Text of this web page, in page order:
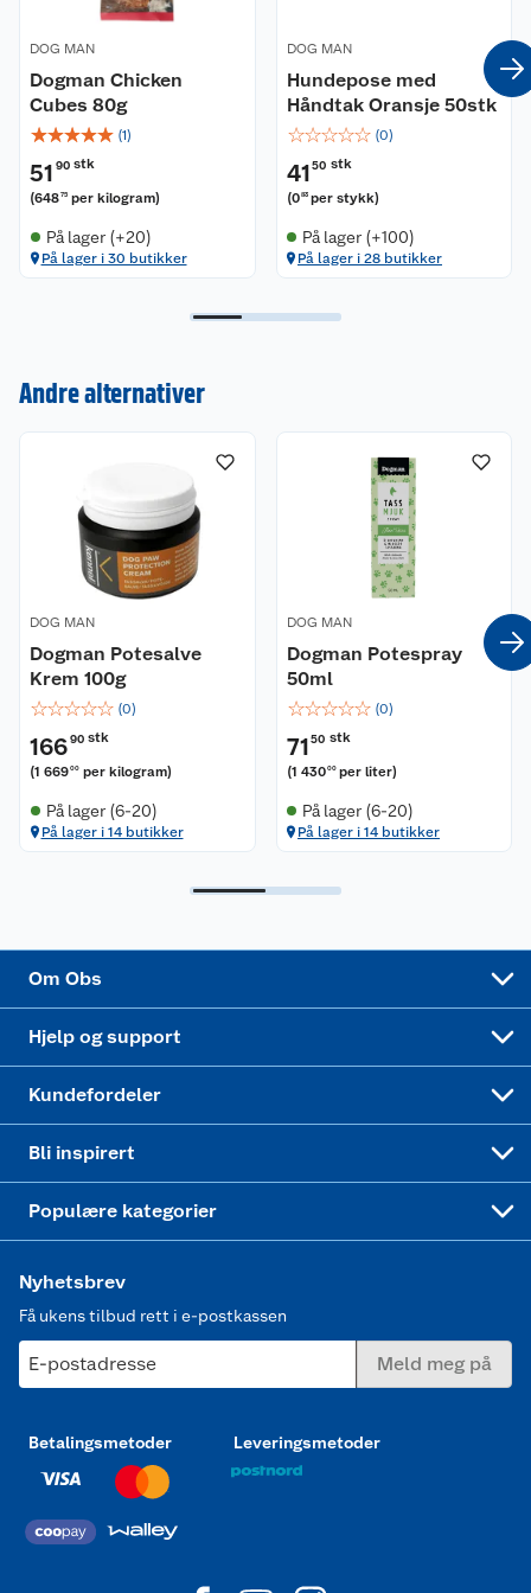
DOG MAN
Dogman Chicken
Cubes 80g
☆☆☆☆☆ (1)
51 90 stk
(64875 per kilogram)
På lager (+20)
På lager i 30 butikker
DOG MAN
Hundepose med
Håndtak Oransje 50stk
☆☆☆☆☆ (0)
41 50 stk
(0 83 per stykk)
På lager (+100)
På lager i 28 butikker
Andre alternativer
DOG MAN
Dogman Potesalve
Krem 100g
☆☆☆☆☆ (0)
16690 stk
(1 66900 per kilogram)
På lager (6-20)
På lager i 14 butikker
DOG MAN
Dogman Potespray
50ml
☆☆☆☆☆ (0)
71 50 stk
(1 430 00 per liter)
På lager (6-20)
På lager i 14 butikker
Om Obs
Om oss
Våre butikker
Våre merkevarer
Coop kjeder
Ledige stillinger
Bærekraft
Hjelp og support
Kontakt oss
Reklamasjon og garanti
Ofte stilte spørsmål
Betalingsalternativer
Leveringsalternativer
Pakkesporing
Kjøpsvilkår
Kundefordeler
Åpent kjøp
Coop medlem
Klikk og hent
Bli inspirert
Festdrakter til hele familien
Populære kategorier
Hagemøbler og utemøbler
Nyhetsbrev
Få ukens tilbud rett i e-postkassen
E-postadresse Meld meg på
Betalingsmetoder Leveringsmetoder